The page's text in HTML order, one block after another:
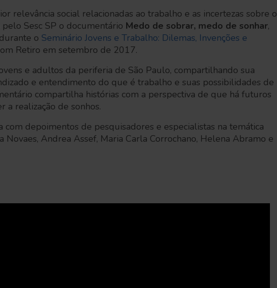
relevância social relacionadas ao trabalho e as incertezas sobre o
Sesc SP o documentário Medo de sobrar, medo de sonhar,
durante o Seminário Jovens e Trabalho: Dilemas, Invenções e
Retiro em setembro de 2017.
e adultos da periferia de São Paulo, compartilhando sua
e entendimento do que é trabalho e suas possibilidades de
compartilha histórias com a perspectiva de que há futuros
a realização de sonhos.
depoimentos de pesquisadores e especialistas na temática
Novaes, Andrea Assef, Maria Carla Corrochano, Helena Abramo e